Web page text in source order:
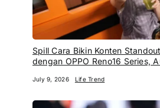
Spill Cara Bikin Konten
dengan OPPO Reno16 Series,
July 9, 2026 Life Trend